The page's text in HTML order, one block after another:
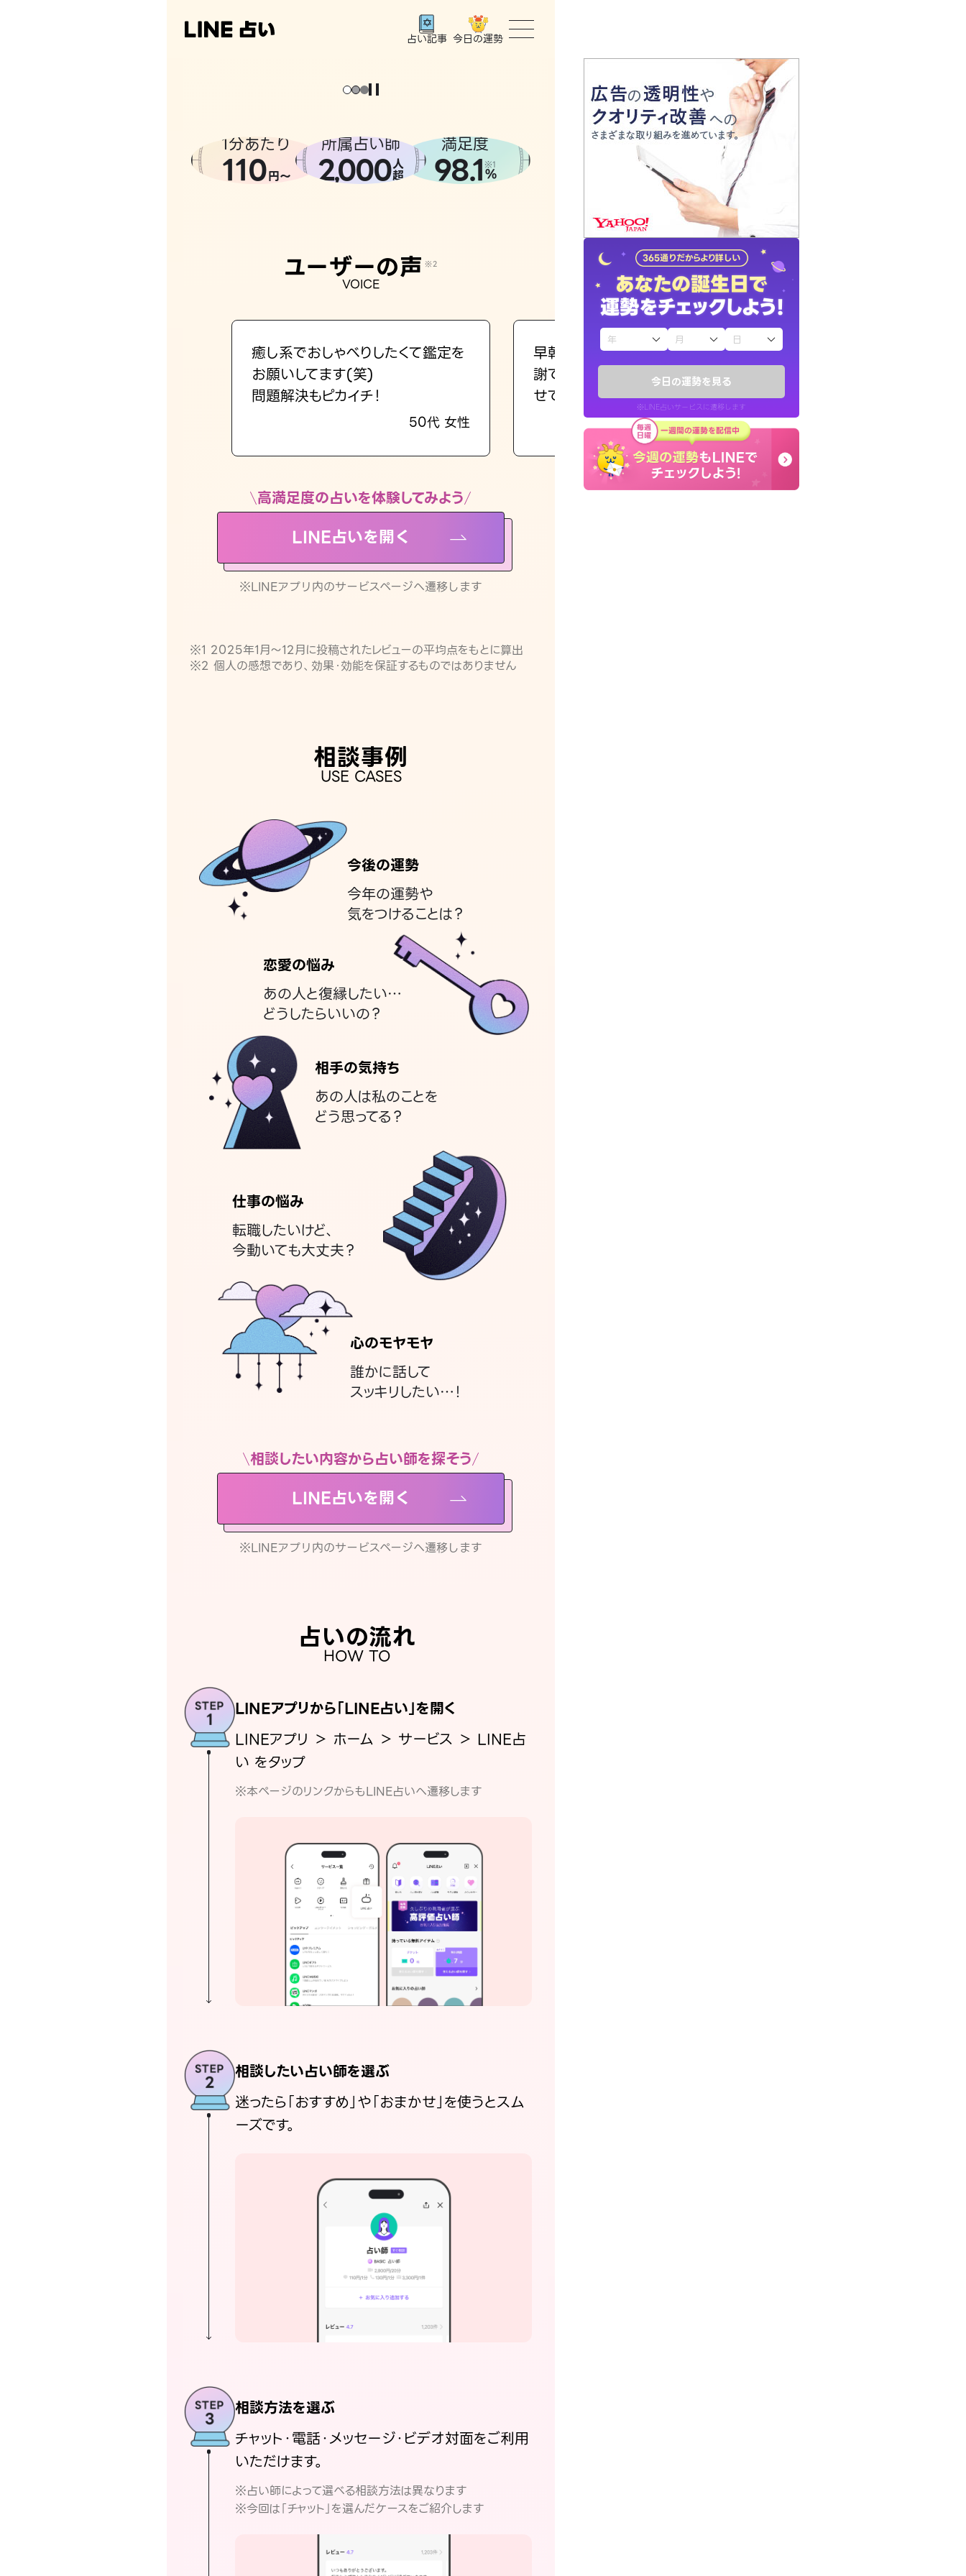
今日の運勢を見る
※LINE占いサービスに遷移します
占い記事 今日の運勢
トップ
ユーザーの声
占いの流れ
おすすめの占い師
よくある質問
えもじの子（占）12星座占い
お知らせ
1分あたり
110円〜
所属占い師
2,000人
超
満足度
98.1 ※1
%
ユーザーの声 ※2
VOICE
癒し系でおしゃべりしたくて鑑定を
お願いしてます(笑)
問題解決もピカイチ！
50代 女性
早朝にも関わらず鑑定いただき感
謝です。私のままでいいんだと思わ
せてくれます。
40代 女性
高満足度の占いを体験してみよう
LINE占いを開く
※LINEアプリ内のサービスページへ遷移します
※1 2025年1月〜12月に投稿されたレビューの平均点をもとに算出
※2 個人の感想であり、効果・効能を保証するものではありません
相談事例
USE CASES
今後の運勢
今年の運勢や
気をつけることは？
恋愛の悩み
あの人と復縁したい…
どうしたらいいの？
相手の気持ち
あの人は私のことを
どう思ってる？
仕事の悩み
転職したいけど、
今動いても大丈夫？
心のモヤモヤ
誰かに話して
スッキリしたい…！
相談したい内容から占い師を探そう
LINE占いを開く
※LINEアプリ内のサービスページへ遷移します
占いの流れ
HOW TO
LINEアプリから「LINE占い」を開く
LINEアプリ ＞ ホーム ＞ サービス ＞ LINE占
い をタップ
※本ページのリンクからもLINE占いへ遷移します
相談したい占い師を選ぶ
迷ったら「おすすめ」や「おまかせ」を使うとスム
ーズです。
相談方法を選ぶ
チャット・電話・メッセージ・ビデオ対面をご利用
いただけます。
※占い師によって選べる相談方法は異なります
※今回は「チャット」を選んだケースをご紹介します